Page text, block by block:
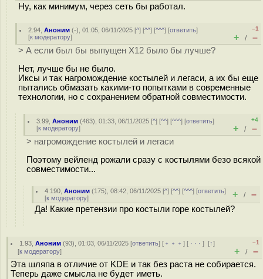
Ну, как минимум, через сеть бы работал.
2.94 ,Аноним (-), 01:05, 06/11/2025 [^] [^^] [^^^] [ответить]
[к модератору]
–1
+ / –
> А если был бы выпущен X12 было бы лучше?
Нет, лучше бы не было.
Иксы и так нагромождение костылей и легаси, а их бы еще
пытались обмазать какими-то попытками в современные
технологии, но с сохранением обратной совместимости.
3.99 ,Аноним (463), 01:33, 06/11/2025 [^] [^^] [^^^] [ответить]
[к модератору]
+4
+ / –
> нагромождение костылей и легаси
Поэтому вейленд рожали сразу с костылями безо всякой
совместимости...
4.190 ,Аноним (175), 08:42, 06/11/2025 [^] [^^] [^^^] [ответить]
[к модератору] + / –
Да! Какие претензии про костыли горе костылей?
1.93 ,Аноним (93), 01:03, 06/11/2025 [ответить] [ ﹢﹢﹢] [ · · ·][↑]
[к модератору]
–1
+ / –
Эта шляпа в отличие от KDE и так без раста не собирается.
Теперь даже смысла не будет иметь.